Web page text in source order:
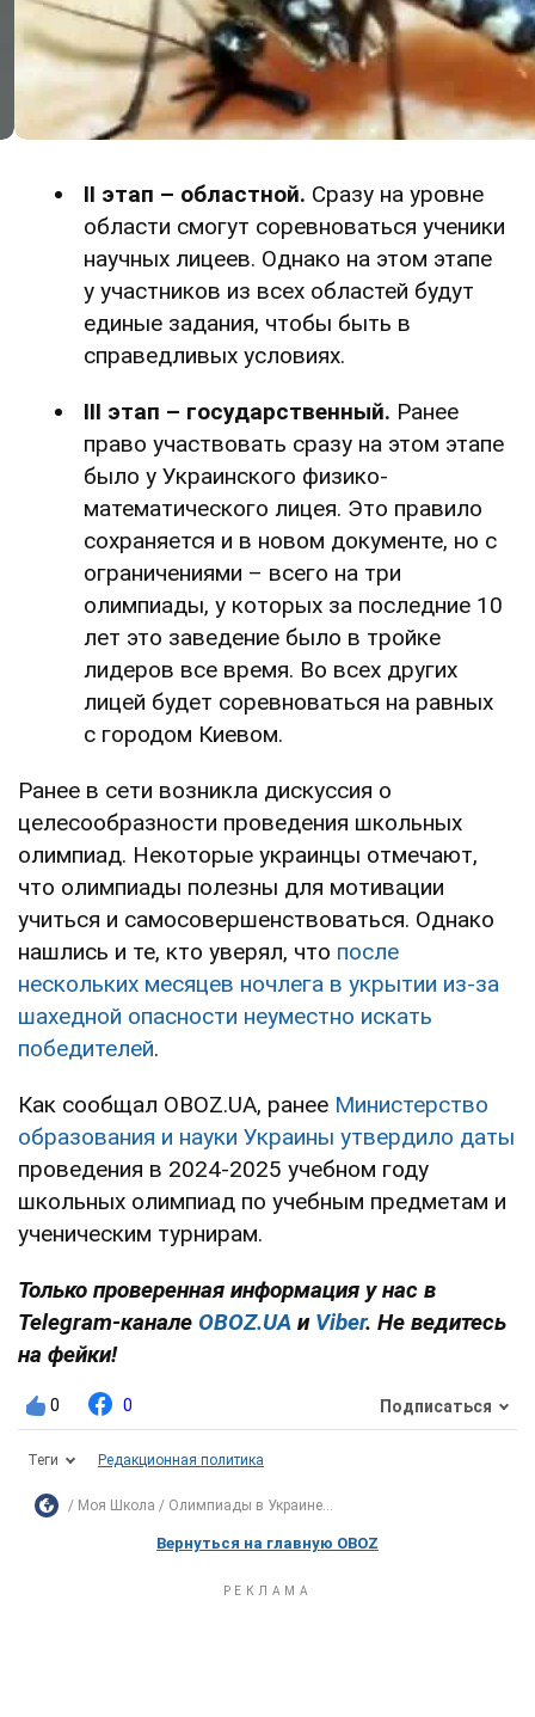
ІІ этап – областной. Сразу на уровне
области смогут соревноваться ученики
научных лицеев. Однако на этом этапе
у участников из всех областей будут
единые задания, чтобы быть в
справедливых условиях.
ІІІ этап – государственный. Ранее
право участвовать сразу на этом этапе
было у Украинского физико-
математического лицея. Это правило
сохраняется и в новом документе, но с
ограничениями – всего на три
олимпиады, у которых за последние 10
лет это заведение было в тройке
лидеров все время. Во всех других
лицей будет соревноваться на равных
с городом Киевом.
Ранее в сети возникла дискуссия о
целесообразности проведения школьных
олимпиад. Некоторые украинцы отмечают,
что олимпиады полезны для мотивации
учиться и самосовершенствоваться. Однако
нашлись и те, кто уверял, что после
нескольких месяцев ночлега в укрытии из-за
шахедной опасности неуместно искать
победителей.
Как сообщал OBOZ.UA, ранее Министерство
образования и науки Украины утвердило даты
проведения в 2024-2025 учебном году
школьных олимпиад по учебным предметам и
ученическим турнирам.
Только проверенная информация у нас в
Telegram-канале OBOZ.UA и Viber. Не ведитесь
на фейки!
0 0 Подписаться
Теги Редакционная политика
Моя Школа Олимпиады в Украине...
Вернуться на главную OBOZ